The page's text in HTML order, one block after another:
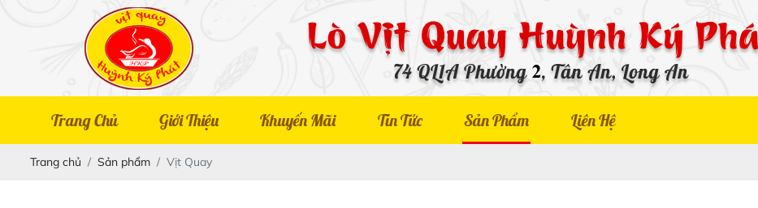
Trang Chủ Giới Thiệu Khuyến Mãi Tin Tức Sản Phẩm Liên Hệ
Trang chủ Sản phẩm Vịt Quay